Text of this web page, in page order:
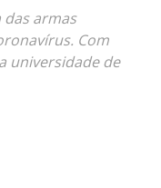
armas
Com
universidade de